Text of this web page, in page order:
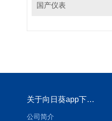
国产仪表
关于向日葵app下载安装官方免费下载
公司简介